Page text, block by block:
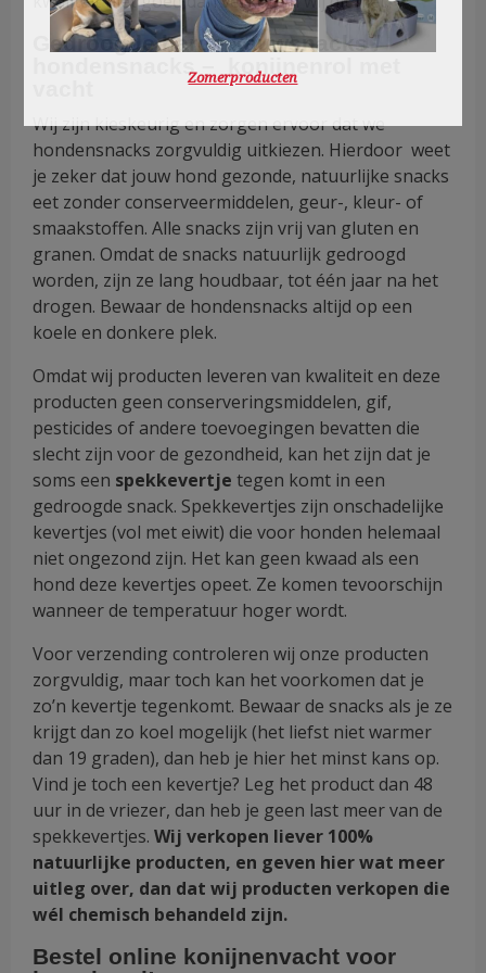
Gedroogde harde kauwsnacks /
hondensnacks – konijnenrol met
Wij zijn kieskeurig en zorgen ervoor dat we
hondensnacks zorgvuldig uitkiezen. Hierdoor weet
je zeker dat jouw hond gezonde, natuurlijke snacks
eet zonder conserveermiddelen, geur-, kleur- of
smaakstoffen. Alle snacks zijn vrij van gluten en
granen. Omdat de snacks natuurlijk gedroogd
worden, zijn ze lang houdbaar, tot één jaar na het
drogen. Bewaar de hondensnacks altijd op een
koele en donkere plek.
Omdat wij producten leveren van kwaliteit en deze
producten geen conserveringsmiddelen, gif,
pesticides of andere toevoegingen bevatten die
slecht zijn voor de gezondheid, kan het zijn dat je
soms een spekkevertje tegen komt in een
gedroogde snack. Spekkevertjes zijn onschadelijke
kevertjes (vol met eiwit) die voor honden helemaal
niet ongezond zijn. Het kan geen kwaad als een
hond deze kevertjes opeet. Ze komen tevoorschijn
wanneer de temperatuur hoger wordt.
Voor verzending controleren wij onze producten
zorgvuldig, maar toch kan het voorkomen dat je
zo’n kevertje tegenkomt. Bewaar de snacks als je ze
krijgt dan zo koel mogelijk (het liefst niet warmer
dan 19 graden), dan heb je hier het minst kans op.
Vind je toch een kevertje? Leg het product dan 48
uur in de vriezer, dan heb je geen last meer van de
spekkevertjes.Wij verkopen liever 100%
natuurlijke producten, en geven hier wat meer
uitleg over, dan dat wij producten verkopen die
wél chemisch behandeld zijn.
Bestel online konijnenvacht voor
Zomerproducten